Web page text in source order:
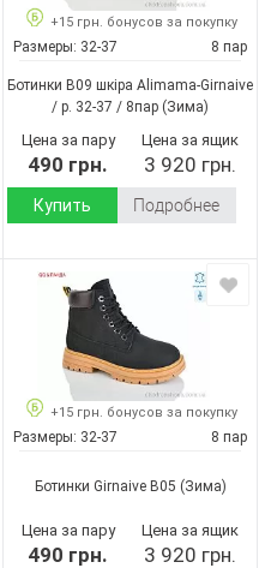
+15 грн. бонусов за покупку
Размеры: 32-37 8 пар
Ботинки B09 шкіра Alimama-Girnaive
/ p. 32-37 / 8пар (Зима)
Цена за пару
490 грн.
Цена за ящик
3 920 грн.
Купить Подробнее
+15 грн. бонусов за покупку
Размеры: 32-37 8 пар
Ботинки Girnaive B05 (Зима)
Цена за пару
490 грн.
Цена за ящик
3 920 грн.